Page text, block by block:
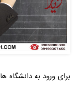
برای ورود به